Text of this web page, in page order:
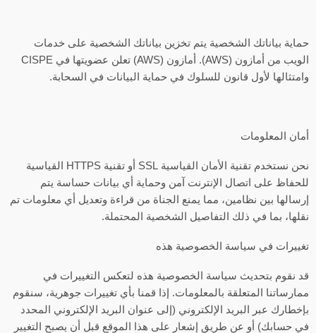
حماية بياناتك الشخصية يتم تخزين بياناتك الشخصية على خدمات
الويب من أمازون (AWS). أمازون (AWS) تعلن عضويتها في CISPE
وامتثالها لأول قانون للسلوك في حماية البيانات في السحابة.
أمان المعلومات
نحن نستخدم تقنية الأمان القياسية SSL أو تقنية HTTPS القياسية
للحفاظ على اتصال الإنترنت آمن وحماية أي بيانات حساسة يتم
إرسالها بين نظامين، مما يمنع الجناة من قراءة وتعديل أي معلومات تم
نقلها، بما في ذلك التفاصيل الشخصية المحتملة.
تغييرات في سياسة الخصوصية هذه
قد نقوم بتحديث سياسة الخصوصية هذه لتعكس التغييرات في
ممارساتنا المتعلقة بالمعلومات. إذا قمنا بأي تغييرات جوهرية، سنقوم
بإخطارك عبر البريد الإلكتروني (إلى عنوان البريد الإلكتروني المحدد
في حسابك) أو عن طريق إشعار على هذا الموقع قبل أن يصبح التغيير